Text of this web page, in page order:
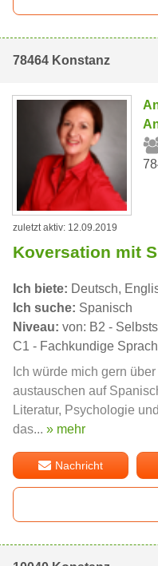
78464 Konstanz
zuletzt aktiv: 12.09.2019
Koversation mit
Ich biete: Deutsch,
Ich suche: Spanisch
Niveau: von: B2 -
C1 - Fachkundige
Ich würde mich gern
austauschen auf
Literatur, Psychologie
das... » mehr
Nachricht